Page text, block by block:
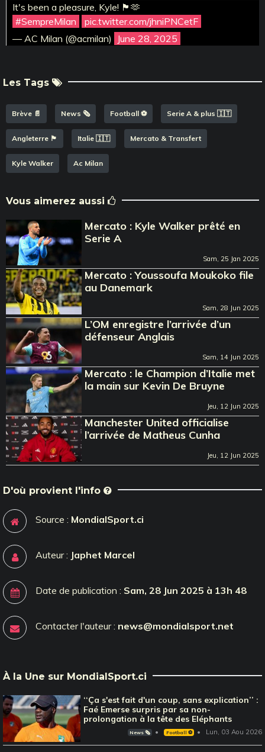
It's been a pleasure, Kyle! 🏴󠁧󠁢󠁥󠁮󠁧󠁿🫶
#SempreMilan
pic.twitter.com/jhniPNCetF
— AC Milan (@acmilan)
June 28, 2025
Les Tags
Brève 📄 News 🗞️ Football ⚽️ Serie A & plus 🇮🇹
Angleterre 🏴󠁧󠁢󠁥󠁮󠁧󠁿 Italie 🇮🇹 Mercato & Transfert
Kyle Walker Ac Milan
Vous aimerez aussi
Mercato : Kyle Walker prêté en
Serie A
Sam, 25 Jan 2025
Mercato : Youssoufa Moukoko file
au Danemark
Sam, 28 Jun 2025
L’OM enregistre l’arrivée d’un
défenseur Anglais
Sam, 14 Jun 2025
Mercato : le Champion d’Italie met
la main sur Kevin De Bruyne
Jeu, 12 Jun 2025
Manchester United officialise
l’arrivée de Matheus Cunha
Jeu, 12 Jun 2025
D'où provient l'info
Source : MondialSport.ci
Auteur : Japhet Marcel
Date de publication : Sam, 28 Jun 2025 à 13h 48
Contacter l'auteur : news@mondialsport.net
À la Une sur MondialSport.ci
‘‘Ça s'est fait d'un coup, sans explication’’ :
Faé Emerse surpris par sa non-
prolongation à la tête des Eléphants
News 🗞️ Football ⚽️ Lun, 03 Aou 2026